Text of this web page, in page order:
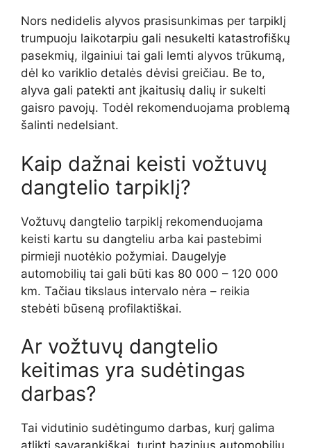
Nors nedidelis alyvos prasisunkimas per tarpiklį
trumpuoju laikotarpiu gali nesukelti katastrofiškų
pasekmių, ilgainiui tai gali lemti alyvos trūkumą,
dėl ko variklio detalės dėvisi greičiau. Be to,
alyva gali patekti ant įkaitusių dalių ir sukelti
gaisro pavojų. Todėl rekomenduojama problemą
šalinti nedelsiant.
Kaip dažnai keisti vožtuvų
dangtelio tarpiklį?
Vožtuvų dangtelio tarpiklį rekomenduojama
keisti kartu su dangteliu arba kai pastebimi
pirmieji nuotėkio požymiai. Daugelyje
automobilių tai gali būti kas 80 000 – 120 000
km. Tačiau tikslaus intervalo nėra – reikia
stebėti būseną profilaktiškai.
Ar vožtuvų dangtelio
keitimas yra sudėtingas
darbas?
Tai vidutinio sudėtingumo darbas, kurį galima